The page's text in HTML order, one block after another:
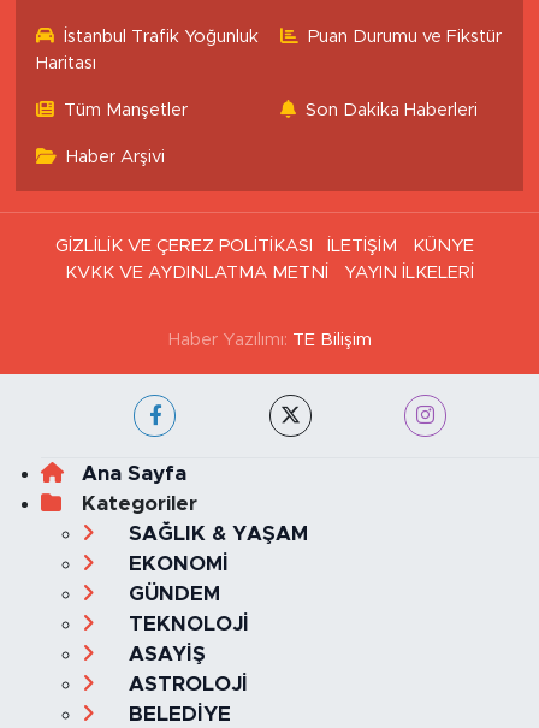
İstanbul Trafik Yoğunluk
Haritası
Puan Durumu ve Fikstür
Tüm Manşetler Son Dakika Haberleri
Haber Arşivi
GİZLİLİK VE ÇEREZ POLİTİKASI İLETİŞİM
KÜNYE
KVKK VE AYDINLATMA METNİ
YAYIN İLKELERİ
Haber Yazılımı: TE Bilişim
Ana Sayfa
Kategoriler
SAĞLIK & YAŞAM
EKONOMİ
GÜNDEM
TEKNOLOJİ
ASAYİŞ
ASTROLOJİ
BELEDİYE